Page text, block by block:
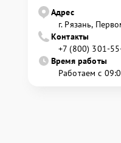
Адрес
г. Рязань,
Контакты
+7 (800) 301-
Время работы
Работаем с